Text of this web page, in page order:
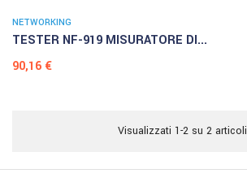
NETWORKING
TESTER NF-919 MISURATORE DI...
Prezzo
90,16 €
Visualizzati 1-2 su 2 articoli